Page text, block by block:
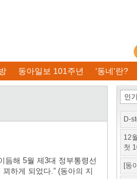
동아일보 101주년 '동네'란?
듬해 5월 제3대 정부통령선
하게 되었다.” (동아의 지
인
D-
12
첫
[동